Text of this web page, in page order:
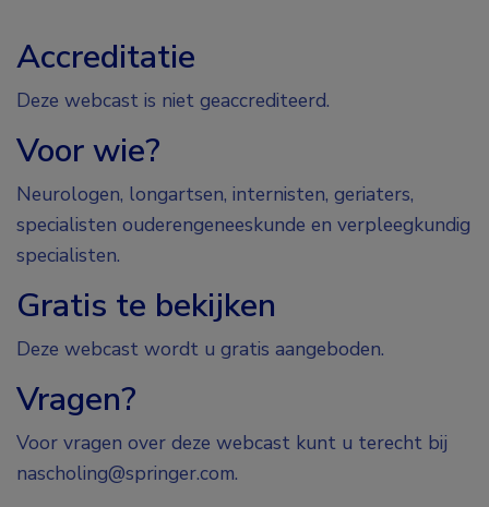
Accreditatie
Deze webcast is niet geaccrediteerd.
Voor wie?
Neurologen, longartsen, internisten, geriaters,
specialisten ouderengeneeskunde en verpleegkundig
specialisten.
Gratis te bekijken
Deze webcast wordt u gratis aangeboden.
Vragen?
Voor vragen over deze webcast kunt u terecht bij
nascholing@springer.com.